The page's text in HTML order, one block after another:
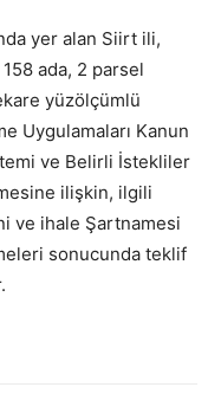
yer alan Siirt ili,
ada, 2 parsel
yüzölçümlü
Uygulamaları Kanun
ve Belirli İstekliler
ilişkin, ilgili
ve ihale Şartnamesi
sonucunda teklif